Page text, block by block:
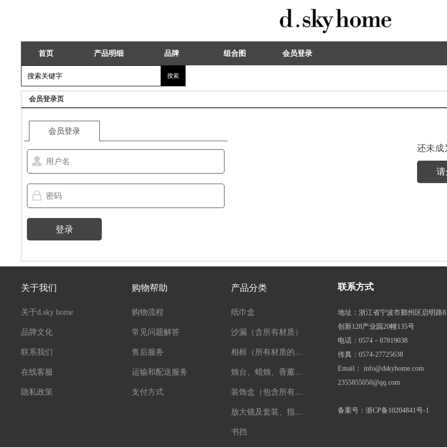
首页 产品明细 品牌 组合图 会员登录
会员登录页
会员登录
登录
还未成
关于我们
关于d.sky home
品牌文化
联系我们
在线客服
隐私政策
购物帮助
购物流程
常见问题解答
售后服务
运输和配送服务
支付方式
产品分类
纸巾盒
沙漏（含所有材质）
相框（所有材质的相框）
烛台、蜡烛、香薰、精油及一切香薰制品
装饰盒（包含所有盒子）
放大镜及套装、指南针、望远镜
书挡
地址：浙江省宁波市鄞州区启明路
创新128产业园20幢135号
电话：0574－87819038
传真：0574-27725638
Email： info@dskyhome.com
2355855050@qq.com
备案号：浙CP备10204841号-1
联系方式